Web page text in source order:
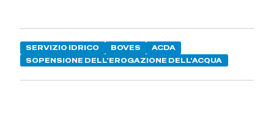
SERVIZIO IDRICO BOVES
ACDA
SOPENSIONE DELL'EROGAZIONE DELL'ACQUA